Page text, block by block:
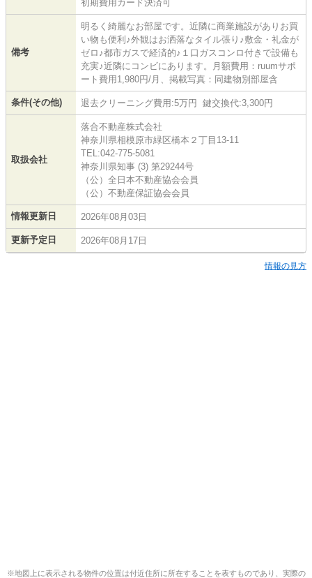
初期費用カード決済可
備考
明るく綺麗なお部屋です。近隣に商業施設がありお買
い物も便利♪外観はお洒落なタイル張り♪敷金・礼金が
ゼロ♪都市ガスで経済的♪１口ガスコンロ付きで設備も
充実♪近隣にコンビにあります。月額費用：ruumサポ
ート費用1,980円/月、掲載写真：同建物別部屋含
条件(その他) 退去クリーニング費用:5万円 鍵交換代:3,300円
取扱会社
落合不動産株式会社
神奈川県相模原市緑区橋本２丁目13-11
TEL:042-775-5081
神奈川県知事 (3) 第29244号
（公）全日本不動産協会会員
（公）不動産保証協会会員
情報更新日 2026年08月03日
更新予定日 2026年08月17日
情報の見方
※地図上に表示される物件の位置は付近住所に所在することを表すものであり、実際の